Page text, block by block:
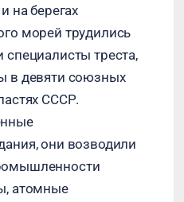
на берегах
морей трудились
треста,
в девяти союзных
СССР.
они возводили
атомные